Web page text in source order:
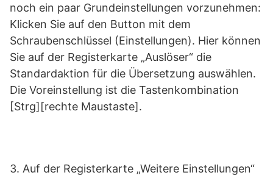
noch ein paar Grundeinstellungen vorzunehmen:
Klicken Sie auf den Button mit dem
Schraubenschlüssel (Einstellungen). Hier können
Sie auf der Registerkarte „Auslöser“ die
Standardaktion für die Übersetzung auswählen.
Die Voreinstellung ist die Tastenkombination
[Strg][rechte Maustaste].
3. Auf der Registerkarte „Weitere Einstellungen“